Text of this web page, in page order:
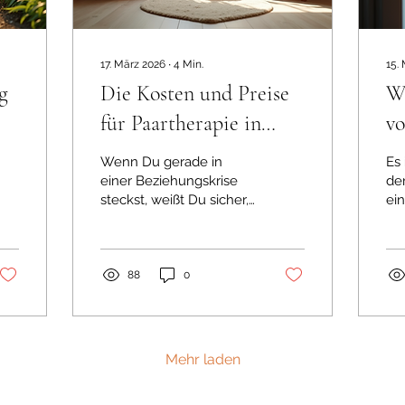
17. März 2026 ∙ 4 Min.
Die Kosten und Preise
für Paartherapie in
Deutschland – Ein
persönlicher Einblick
Wenn Du gerade in
einer Beziehungskrise
steckst, weißt Du sicher,
allein nicht mehr
hier kann eine
bietet Raum, um
gemeinsam an den
88 0
15.
Mehr laden